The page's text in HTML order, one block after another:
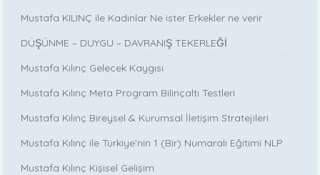
Mustafa KILINÇ ile Kadınlar Ne ister Erkekler ne verir
DÜŞÜNME – DUYGU – DAVRANIŞ TEKERLEĞİ
Mustafa Kılınç Gelecek Kaygısı
Mustafa Kılınç Meta Program Bilinçaltı Testleri
Mustafa Kılınç Bireysel & Kurumsal İletişim Stratejileri
Mustafa Kılınç ile Türkiye’nin 1 (Bir) Numaralı Eğitimi NLP
Mustafa Kılınç Kişisel Gelişim